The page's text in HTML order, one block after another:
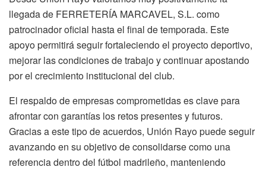
llegada de FERRETERÍA MARCAVEL, S.L. como
patrocinador oficial hasta el final de temporada. Este
apoyo permitirá seguir fortaleciendo el proyecto deportivo,
mejorar las condiciones de trabajo y continuar apostando
por el crecimiento institucional del club.
El respaldo de empresas comprometidas es clave para
afrontar con garantías los retos presentes y futuros.
Gracias a este tipo de acuerdos, Unión Rayo puede seguir
avanzando en su objetivo de consolidarse como una
referencia dentro del fútbol madrileño, manteniendo